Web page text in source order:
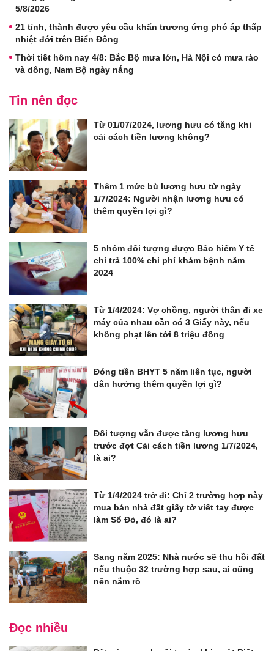
5/8/2026
21 tỉnh, thành được yêu cầu khẩn trương ứng phó áp thấp
nhiệt đới trên Biển Đông
Thời tiết hôm nay 4/8: Bắc Bộ mưa lớn, Hà Nội có mưa rào
và dông, Nam Bộ ngày nắng
Tin nên đọc
Từ 01/07/2024, lương hưu có tăng khi
cải cách tiền lương không?
Thêm 1 mức bù lương hưu từ ngày
1/7/2024: Người nhận lương hưu có
thêm quyền lợi gì?
5 nhóm đối tượng được Bảo hiểm Y tế
chi trả 100% chi phí khám bệnh năm
2024
Từ 1/4/2024: Vợ chồng, người thân đi xe
máy của nhau cần có 3 Giấy này, nếu
không phạt lên tới 8 triệu đồng
Đóng tiền BHYT 5 năm liên tục, người
dân hưởng thêm quyền lợi gì?
Đối tượng vẫn được tăng lương hưu
trước đợt Cải cách tiền lương 1/7/2024,
là ai?
Từ 1/4/2024 trở đi: Chỉ 2 trường hợp này
mua bán nhà đất giấy tờ viết tay được
làm Sổ Đỏ, đó là ai?
Sang năm 2025: Nhà nước sẽ thu hồi đất
nếu thuộc 32 trường hợp sau, ai cũng
nên nắm rõ
Đọc nhiều